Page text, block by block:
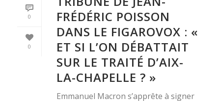
0
0
FRÉDÉRIC POISSON
DANS LE FIGAROVOX : «
ET SI L’ON DÉBATTAIT
SUR LE TRAITÉ D’AIX-
LA-CHAPELLE ? »
Emmanuel Macron s’apprête à signer